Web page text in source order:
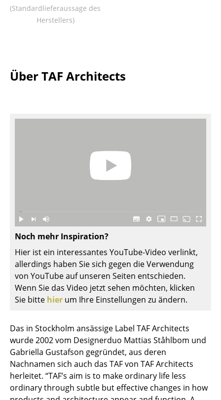
... alle Aufbewahrungsmöbel
Outdoor-Leuchten
Betten
Doppelbetten
Einzelbetten
Stapelbetten
Nachttische & Bettzubehör
... alle Betten
Accessoires
Uhren
(Standardlieferaussage des
Herstellers)
Über TAF Architects
Noch mehr Inspiration?
Hier ist ein interessantes YouTube-Video verlinkt,
allerdings haben Sie sich gegen die Verwendung
von YouTube auf unseren Seiten entschieden.
Wenn Sie das Video jetzt sehen möchten, klicken
Sie bitte hier um Ihre Einstellungen zu ändern.
Das in Stockholm ansässige Label TAF Architects
wurde 2002 vom Designerduo Mattias Ståhlbom und
Gabriella Gustafson gegründet, aus deren
Nachnamen sich auch das TAF von TAF Architects
herleitet. “TAF’s aim is to make ordinary life less
ordinary through subtle but effective changes in how